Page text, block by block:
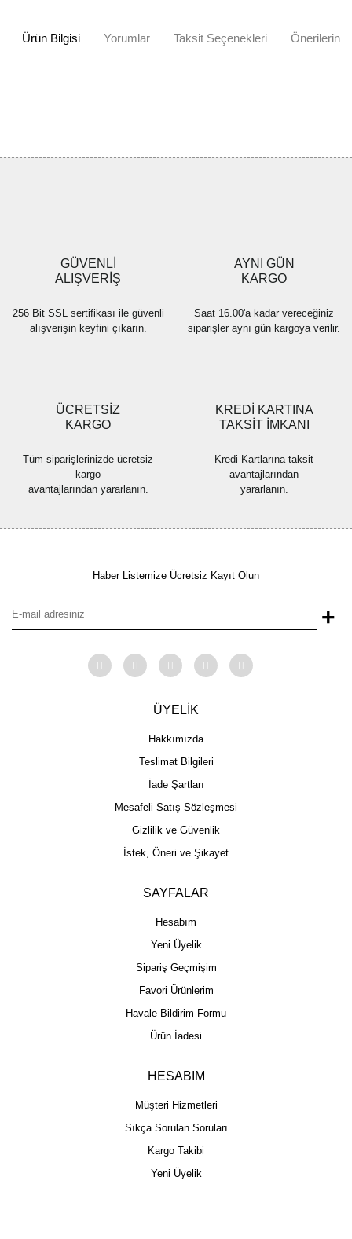
Ürün Bilgisi Yorumlar Taksit Seçenekleri Önerileriniz
Ürün fiyatı diğer sitelerden daha pahalı.
Bu ürüne benzer farklı alternatifler olmalı.
GÜVENLİ
ALIŞVERİŞ
256 Bit SSL sertifikası ile güvenli
alışverişin keyfini çıkarın.
AYNI GÜN
KARGO
Saat 16.00'a kadar vereceğiniz
siparişler aynı gün kargoya verilir.
ÜCRETSİZ
KARGO
Tüm siparişlerinizde ücretsiz
kargo
avantajlarından yararlanın.
KREDİ KARTINA
TAKSİT İMKANI
Kredi Kartlarına taksit
avantajlarından
yararlanın.
Haber Listemize Ücretsiz Kayıt Olun
+
ÜYELİK
Hakkımızda
Teslimat Bilgileri
İade Şartları
Mesafeli Satış Sözleşmesi
Gizlilik ve Güvenlik
İstek, Öneri ve Şikayet
SAYFALAR
Hesabım
Yeni Üyelik
Sipariş Geçmişim
Favori Ürünlerim
Havale Bildirim Formu
Ürün İadesi
HESABIM
Müşteri Hizmetleri
Sıkça Sorulan Soruları
Kargo Takibi
Yeni Üyelik